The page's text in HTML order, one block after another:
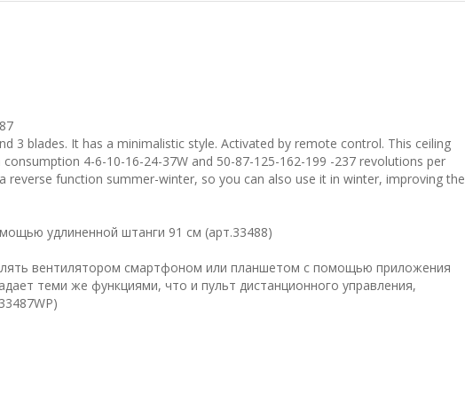
3 blades. It has a minimalistic style. Activated by remote control. This ceiling
4-6-10-16-24-37W and 50-87-125-162-199 -237 revolutions per
reverse function summer-winter, so you can also use it in winter, improving the
удлиненной штанги 91 см (арт.33488)
вентилятором смартфоном или планшетом с помощью приложения
теми же функциями, что и пульт дистанционного управления,